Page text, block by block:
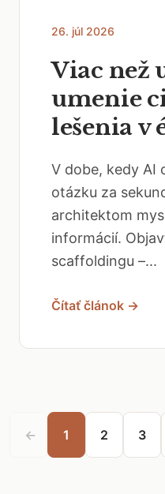
26. júl 2026
Viac než
umenie
lešenia v
V dobe, kedy AI
otázku za
architektom
informácií.
scaffoldingu –...
Čítať článok →
← 1 2 3